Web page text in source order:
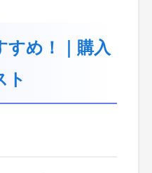
すめ！｜購入
ト